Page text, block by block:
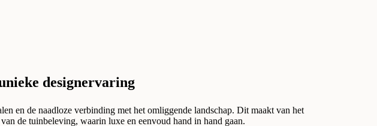
designervaring
en de naadloze verbinding met het omliggende landschap. Dit maakt van het
de tuinbeleving, waarin luxe en eenvoud hand in hand gaan.